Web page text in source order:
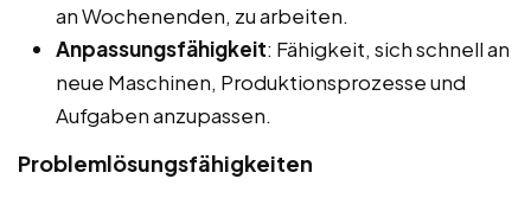
an Wochenenden, zu arbeiten.
Anpassungsfähigkeit: Fähigkeit, sich schnell an
neue Maschinen, Produktionsprozesse und
Aufgaben anzupassen.
Problemlösungsfähigkeiten